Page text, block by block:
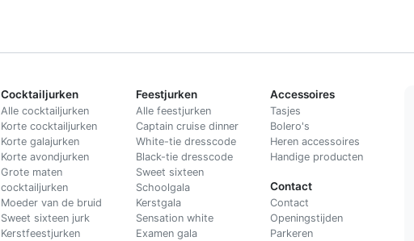
Cocktailjurken
Alle cocktailjurken
Korte cocktailjurken
Korte galajurken
Korte avondjurken
Grote maten
cocktailjurken
Moeder van de bruid
Sweet sixteen jurk
Kerstfeestjurken
Feestjurken
Alle feestjurken
Captain cruise dinner
White-tie dresscode
Black-tie dresscode
Sweet sixteen
Schoolgala
Kerstgala
Sensation white
Examen gala
Accessoires
Tasjes
Bolero's
Heren accessoires
Handige producten
Contact
Contact
Openingstijden
Parkeren